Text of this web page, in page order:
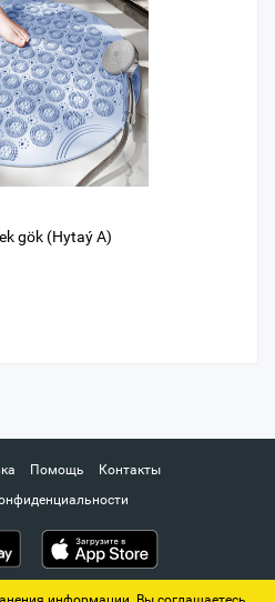
gök (Hytaý A)
Помощь
Контакты